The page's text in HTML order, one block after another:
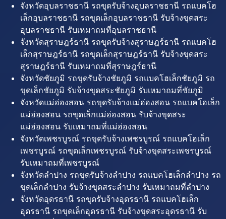
จังหวัดอุบลราชธานี รถขุดรับจ้างอุบลราชธานี รถแบคโฮ
เล็กอุบลราชธานี รถขุดเล็กอุบลราชธานี รับจ้างขุดสระ
อุบลราชธานี รับเหมาถมที่อุบลราชธานี
จังหวัดสุราษฎร์ธานี รถขุดรับจ้างสุราษฎร์ธานี รถแบคโฮ
เล็กสุราษฎร์ธานี รถขุดเล็กสุราษฎร์ธานี รับจ้างขุดสระ
สุราษฎร์ธานี รับเหมาถมที่สุราษฎร์ธานี
จังหวัดชัยภูมิ รถขุดรับจ้างชัยภูมิ รถแบคโฮเล็กชัยภูมิ รถ
ขุดเล็กชัยภูมิ รับจ้างขุดสระชัยภูมิ รับเหมาถมที่ชัยภูมิ
จังหวัดแม่ฮ่องสอน รถขุดรับจ้างแม่ฮ่องสอน รถแบคโฮเล็ก
แม่ฮ่องสอน รถขุดเล็กแม่ฮ่องสอน รับจ้างขุดสระ
แม่ฮ่องสอน รับเหมาถมที่แม่ฮ่องสอน
จังหวัดเพชรบูรณ์ รถขุดรับจ้างเพชรบูรณ์ รถแบคโฮเล็ก
เพชรบูรณ์ รถขุดเล็กเพชรบูรณ์ รับจ้างขุดสระเพชรบูรณ์
รับเหมาถมที่เพชรบูรณ์
จังหวัดลำปาง รถขุดรับจ้างลำปาง รถแบคโฮเล็กลำปาง รถ
ขุดเล็กลำปาง รับจ้างขุดสระลำปาง รับเหมาถมที่ลำปาง
จังหวัดอุดรธานี รถขุดรับจ้างอุดรธานี รถแบคโฮเล็ก
อุดรธานี รถขุดเล็กอุดรธานี รับจ้างขุดสระอุดรธานี รับ